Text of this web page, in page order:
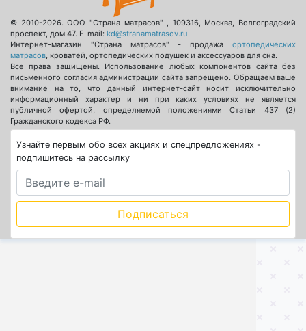
© 2010-2026.ООО "Страна матрасов" , 109316, Москва, Волгоградский
проспект, дом 47. E-mail: kd@stranamatrasov.ru
Интернет-магазин "Страна матрасов" - продажа ортопедических
матрасов, кроватей, ортопедических подушек и аксессуаров для сна.
Все права защищены. Использование любых компонентов сайта без
письменного согласия администрации сайта запрещено. Обращаем ваше
внимание на то, что данный интернет-сайт носит исключительно
информационный характер и ни при каких условиях не является
публичной офертой, определяемой положениями Статьи 437 (2)
Гражданского кодекса РФ.
Узнайте первым обо всех акциях и спецпредложениях -
подпишитесь на рассылку